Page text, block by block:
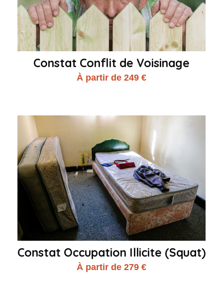
Constat Conflit de Voisinage
À partir de 249 €
Constat Occupation Illicite (Squat)
À partir de 279 €